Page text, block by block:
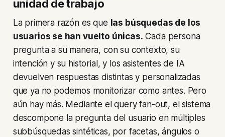
unidad de trabajo
La primera razón es que las búsquedas de los
usuarios se han vuelto únicas. Cada persona
pregunta a su manera, con su contexto, su
intención y su historial, y los asistentes de IA
devuelven respuestas distintas y personalizadas
que ya no podemos monitorizar como antes. Pero
aún hay más. Mediante elquery fan-out, el sistema
descompone la pregunta del usuario en múltiples
subbúsquedas sintéticas, por facetas, ángulos o